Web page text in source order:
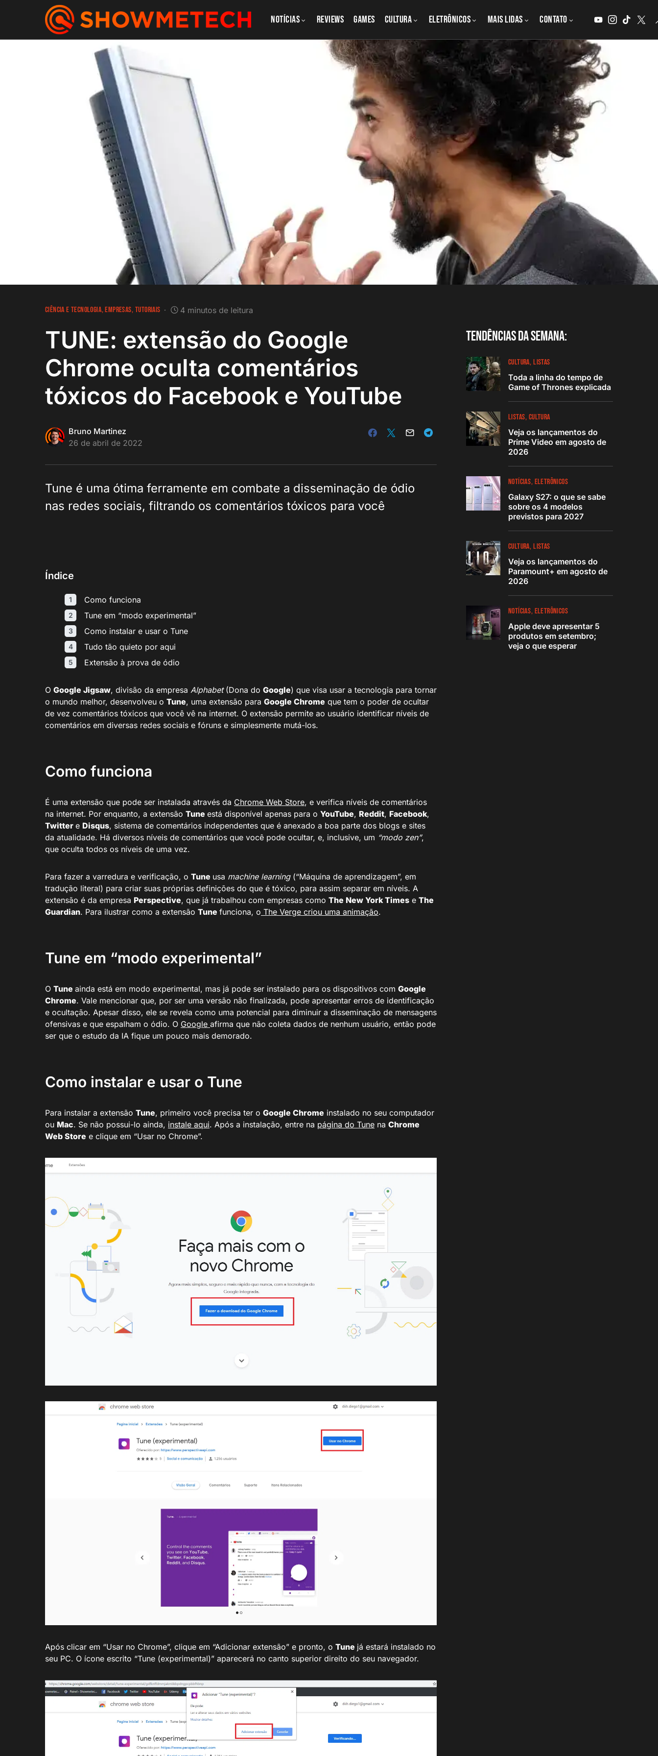
NOTÍCIAS REVIEWS GAMES CULTURA Eletrônicos MAIS LIDAS CONTATO
CIÊNCIA E TECNOLOGIA EMPRESAS TUTORIAIS 4 minutos de leitura
TUNE: extensão do Google
Chrome oculta comentários
tóxicos do Facebook e YouTube
Bruno Martinez
26 de abril de 2022
Tune é uma ótima ferramente em combate a disseminação de ódio
nas redes sociais, filtrando os comentários tóxicos para você
Índice
Como funciona
Tune em “modo experimental”
Como instalar e usar o Tune
Tudo tão quieto por aqui
Extensão à prova de ódio
O Google Jigsaw, divisão da empresa Alphabet (Dona do Google) que visa usar a tecnologia para tornar
o mundo melhor, desenvolveu o Tune, uma extensão para Google Chrome que tem o poder de ocultar
de vez comentários tóxicos que você vê na internet. O extensão permite ao usuário identificar níveis de
comentários em diversas redes sociais e fóruns e simplesmente mutá-los.
Como funciona
É uma extensão que pode ser instalada através da Chrome Web Store, e verifica níveis de comentários
na internet. Por enquanto, a extensão Tune está disponível apenas para o YouTube, Reddit, Facebook,
Twitter e Disqus, sistema de comentários independentes que é anexado a boa parte dos blogs e sites
da atualidade. Há diversos níveis de comentários que você pode ocultar, e, inclusive, um “modo zen”,
que oculta todos os níveis de uma vez.
Para fazer a varredura e verificação, o Tune usa machine learning(“Máquina de aprendizagem”, em
tradução literal) para criar suas próprias definições do que é tóxico, para assim separar em níveis. A
extensão é da empresa Perspective, que já trabalhou com empresas como The New York Times e The
Guardian. Para ilustrar como a extensão Tune funciona, o The Verge criou uma animação.
Tune em “modo experimental”
O Tune ainda está em modo experimental, mas já pode ser instalado para os dispositivos com Google
Chrome. Vale mencionar que, por ser uma versão não finalizada, pode apresentar erros de identificação
e ocultação. Apesar disso, ele se revela como uma potencial para diminuir a disseminação de mensagens
ofensivas e que espalham o ódio. O Google afirma que não coleta dados de nenhum usuário, então pode
ser que o estudo da IA fique um pouco mais demorado.
Como instalar e usar o Tune
Para instalar a extensão Tune, primeiro você precisa ter o Google Chrome instalado no seu computador
ou Mac. Se não possui-lo ainda, instale aqui. Após a instalação, entre na página do Tune na Chrome
Web Store e clique em “Usar no Chrome”.
Após clicar em “Usar no Chrome”, clique em “Adicionar extensão” e pronto, o Tune já estará instalado no
seu PC. O ícone escrito “Tune (experimental)” aparecerá no canto superior direito do seu navegador.
Tendências da semana:
CULTURA LISTAS
Toda a linha do tempo de
Game of Thrones explicada
LISTAS CULTURA
Veja os lançamentos do
Prime Video em agosto de
2026
NOTÍCIAS ELETRÔNICOS
Galaxy S27: o que se sabe
sobre os 4 modelos
previstos para 2027
CULTURA LISTAS
Veja os lançamentos do
Paramount+ em agosto de
2026
NOTÍCIAS ELETRÔNICOS
Apple deve apresentar 5
produtos em setembro;
veja o que esperar